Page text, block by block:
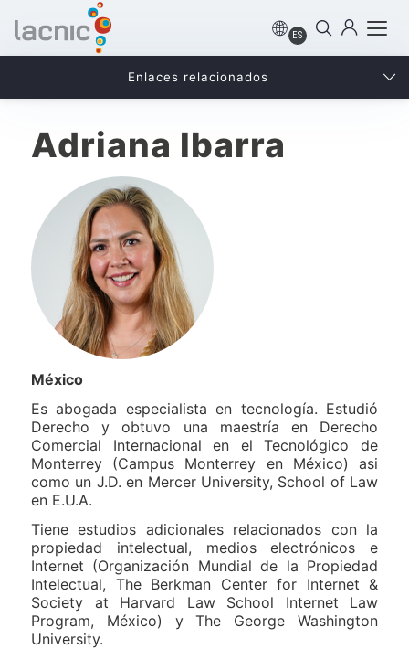
ES
Adriana Ibarra
México
Es abogada especialista en tecnología. Estudió
Derecho y obtuvo una maestría en Derecho
Comercial Internacional en el Tecnológico de
Monterrey (Campus Monterrey en México) asi
como un J.D. en Mercer University, School of Law
en E.U.A.
Tiene estudios adicionales relacionados con la
propiedad intelectual, medios electrónicos e
Internet (Organización Mundial de la Propiedad
Intelectual, The Berkman Center for Internet &
Society at Harvard Law School Internet Law
Program, México) y The George Washington
University.
Enlaces relacionados